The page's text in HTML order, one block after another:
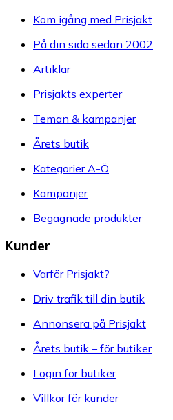
Kom igång med Prisjakt
På din sida sedan 2002
Artiklar
Prisjakts experter
Teman & kampanjer
Årets butik
Kategorier A-Ö
Kampanjer
Begagnade produkter
Kunder
Varför Prisjakt?
Driv trafik till din butik
Annonsera på Prisjakt
Årets butik – för butiker
Login för butiker
Villkor för kunder